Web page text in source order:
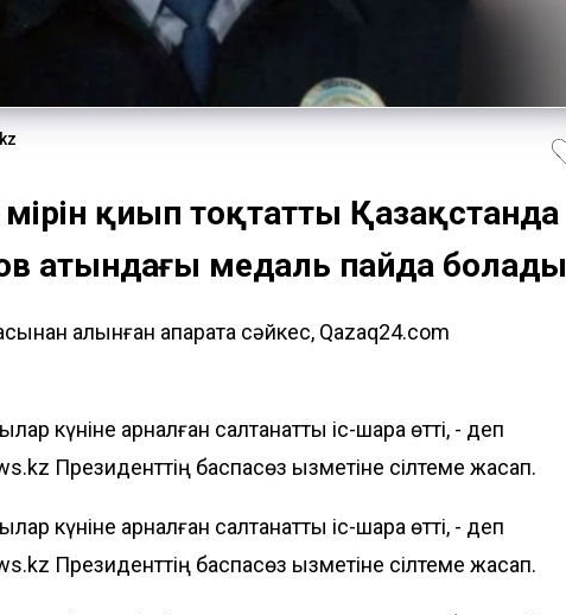
өмірін қиып тоқтатты Қазақстанда
атындағы медаль пайда болады
алынған ақпаратқа сәйкес, Qazaq24.com
күніне арналған салтанатты іс-шара өтті, - деп
Президенттің баспасөз қызметіне сілтеме жасап.
күніне арналған салтанатты іс-шара өтті, - деп
Президенттің баспасөз қызметіне сілтеме жасап.